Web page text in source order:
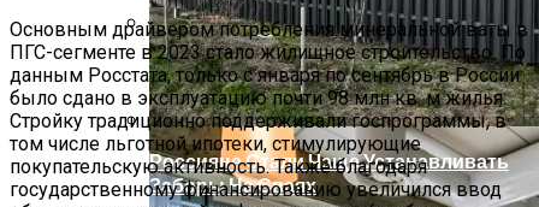
Лайфхак От «Метриум»: Как Обустроить
Жилую Комнату В Гараже
Россияне Стали Чаще Устанавливать
Заборы На Сваях
Основным драйвером потребления минеральной ваты в
ПГС-сегменте в 2023 стало жилищное строительство. По
данным Росстата, только с января по сентябрь в России
было сдано в эксплуатацию почти 98 млн кв. м жилья.
Стройку традиционно поддерживали госпрограммы, в
том числе льготной ипотеки, стимулирующие
покупательскую активность. Также благодаря
государственному финансированию увеличился ввод